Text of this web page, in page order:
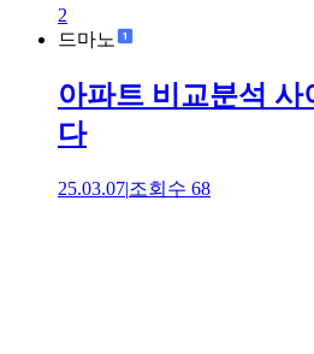
2
드마노
아파트 비교분석 사
다
25.03.07|조회수 68